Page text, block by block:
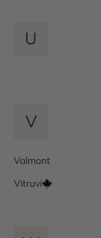
U
V
Valmont
Vitruvi